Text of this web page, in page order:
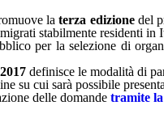
laterza edizionedel
stabilmente residenti in
per la selezione di
definisce le modalità di
su cui sarà possibile
delle domande tramite